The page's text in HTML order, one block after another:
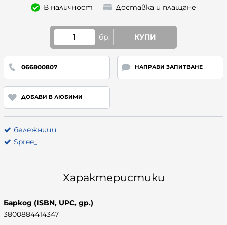
В наличност Доставка и плащане
бр. КУПИ
066800807 НАПРАВИ ЗАПИТВАНЕ
ДОБАВИ В ЛЮБИМИ
бележници
Spree_
Характеристики
Баркод (ISBN, UPC, др.)
3800884414347